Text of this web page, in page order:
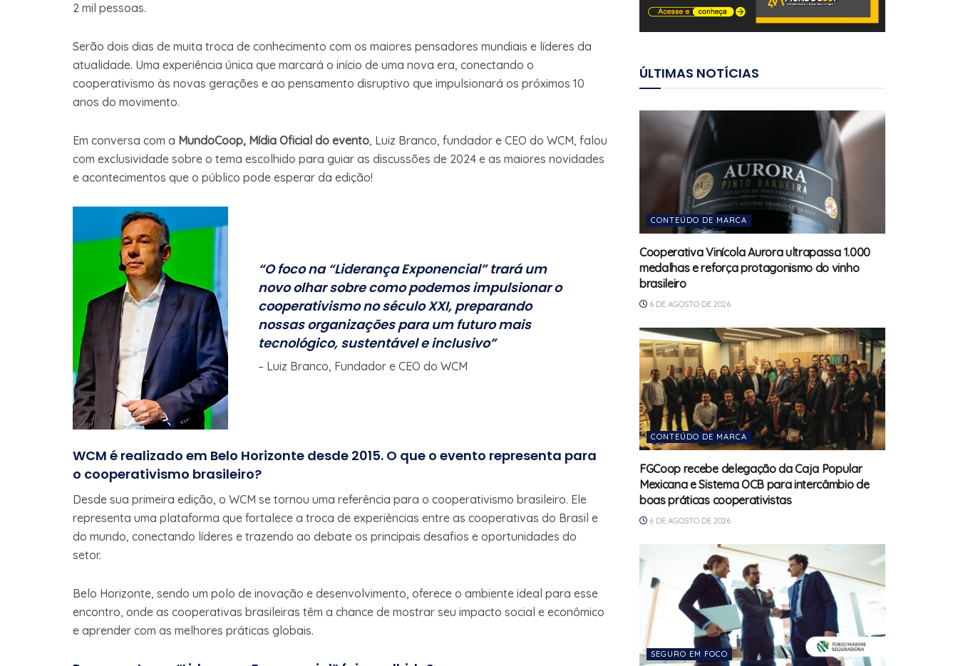
2 mil pessoas.
Serão dois dias de muita troca de conhecimento com os maiores pensadores mundiais e líderes da
atualidade. Uma experiência única que marcará o início de uma nova era, conectando o
cooperativismo às novas gerações e ao pensamento disruptivo que impulsionará os próximos 10
anos do movimento.
Em conversa com a MundoCoop, Mídia Oficial do evento, Luiz Branco, fundador e CEO do WCM, falou
com exclusividade sobre o tema escolhido para guiar as discussões de 2024 e as maiores novidades
e acontecimentos que o público pode esperar da edição!
“O foco na “Liderança Exponencial” trará um
novo olhar sobre como podemos impulsionar o
cooperativismo no século XXI, preparando
nossas organizações para um futuro mais
tecnológico, sustentável e inclusivo”
– Luiz Branco, Fundador e CEO do WCM
WCM é realizado em Belo Horizonte desde 2015. O que o evento representa para
o cooperativismo brasileiro?
Desde sua primeira edição, o WCM se tornou uma referência para o cooperativismo brasileiro. Ele
representa uma plataforma que fortalece a troca de experiências entre as cooperativas do Brasil e
do mundo, conectando líderes e trazendo ao debate os principais desafios e oportunidades do
setor.
Belo Horizonte, sendo um polo de inovação e desenvolvimento, oferece o ambiente ideal para esse
encontro, onde as cooperativas brasileiras têm a chance de mostrar seu impacto social e econômico
e aprender com as melhores práticas globais.
ÚLTIMAS NOTÍCIAS
CONTEÚDO DE MARCA
Cooperativa Vinícola Aurora ultrapassa 1.000
medalhas e reforça protagonismo do vinho
brasileiro
6 DE AGOSTO DE 2026
CONTEÚDO DE MARCA
FGCoop recebe delegação da Caja Popular
Mexicana e Sistema OCB para intercâmbio de
boas práticas cooperativistas
6 DE AGOSTO DE 2026
SEGURO EM FOCO